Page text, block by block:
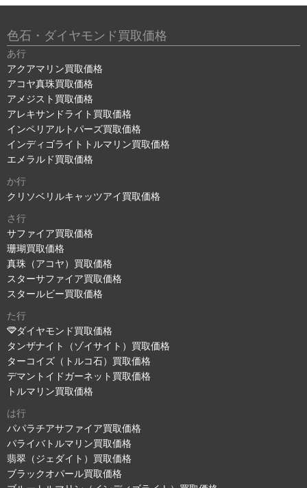
色石・ダイヤモンド買取価格
あ行
アクアマリン買取価格
アコヤ真珠買取価格
アメジスト買取価格
アレキサンドライト買取価格
インペリアルトパーズ買取価格
インディゴライトトルマリン買取価格
エメラルド買取価格
か行
クリソベリルキャッツアイ買取価格
さ行
サファイア買取価格
珊瑚買取価格
真珠（アコヤ）買取価格
スターサファイア買取価格
スタールビー買取価格
た行
ダイヤモンド買取価格
タンザナイト（ゾイサイト）買取価格
ターコイズ（トルコ石）買取価格
デマントイドガーネット買取価格
トルマリン買取価格
は行
パパラチアサファイア買取価格
パライバトルマリン買取価格
翡翠（ジェダイト）買取価格
ブラックオパール買取価格